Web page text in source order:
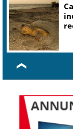
❮